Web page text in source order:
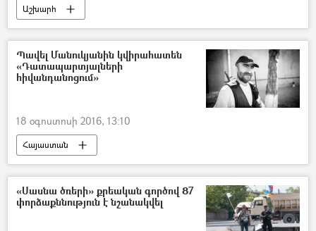
Աշխարհ
Պավել Մանուկյանին կվիրահատեն
«Դատապարտյալների
հիվանդանոցում»
18 օգոստոսի 2016, 13:10
Հայաստան
«Սասնա ծռերի» քրեական գործով 87
փորձաքննություն է նշանակվել